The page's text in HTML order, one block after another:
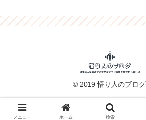
© 2019 悟り人のブログ.
メニュー ホーム 検索